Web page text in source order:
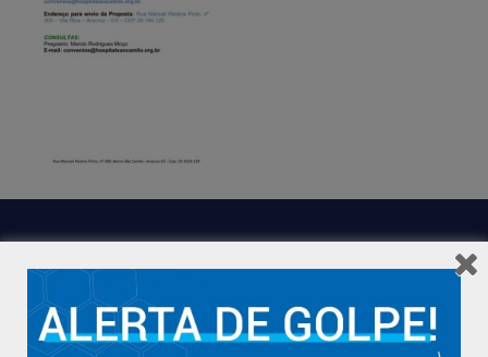
Hospital São Camilo – há mais de 50 anos cuidando da saúde